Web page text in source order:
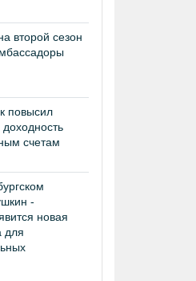
второй сезон
повысил
счетам
-
новая
для